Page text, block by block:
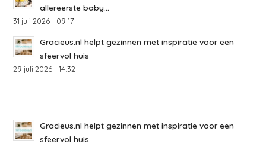
allereerste baby...
31 juli 2026 - 09:17
Gracieus.nl helpt gezinnen met inspiratie voor een
sfeervol huis
29 juli 2026 - 14:32
Gracieus.nl helpt gezinnen met inspiratie voor een
sfeervol huis